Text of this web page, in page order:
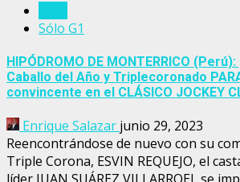
Sólo G1
HIPÓDROMO DE MONTERRICO
Caballo del Año y Triplecoronado
convincente en el CLÁSICO JOCKEY
Enrique Salazar junio 29, 2023
Reencontrándose de nuevo con su
Triple Corona, ESVIN REQUEJO, el